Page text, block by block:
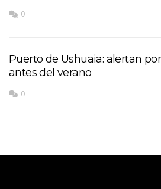
0
Puerto de Ushuaia: alertan
antes del verano
0